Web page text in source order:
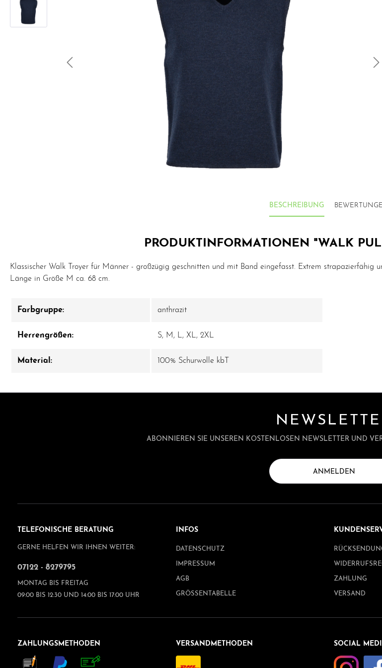
BESCHREIBUNG
PRODUKTINFORMATIONEN "WALK
Klassischer Walk Troyer für Männer - großzügig geschnitten und mit Band eingefasst. Extrem strapazierfähig
Länge in Größe M ca. 68 cm.
Farbgruppe: anthrazit
Herrengrößen: S, M , L, XL, 2XL
Material: 100% Schurwolle kbT
ABONNIEREN SIE UNSEREN KOSTENLOSEN NEWSLETTER UND
ANMELDEN
TELEFONISCHE BERATUNG
GERNE HELFEN WIR IHNEN WEITER:
07122 - 8279795
MONTAG BIS FREITAG
09:00 BIS 12:30 UND 14:00 BIS 17:00 UHR
INFOS
DATENSCHUTZ
IMPRESSUM
AGB
GRÖSSENTABELLE
ZAHLUNG
VERSAND
ZAHLUNGSMETHODEN VERSANDMETHODEN SOCIAL